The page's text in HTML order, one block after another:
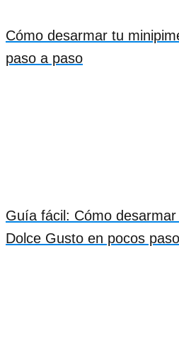
Cómo desarmar tu
paso a paso
Guía fácil: Cómo
Dolce Gusto en pocos